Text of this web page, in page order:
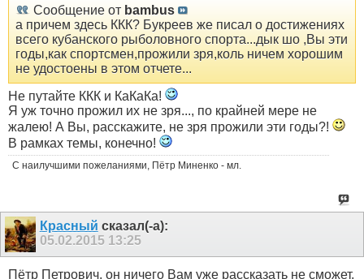
Сообщение от bambus
а причем здесь ККК? Букреев же писал о достижениях
всего кубанского рыболовного спорта...дык шо ,Вы эти
годы,как спортсмен,прожили зря,коль ничем хорошим
не удостоены в этом отчете...
Не путайте ККК и КаКаКа!
Я уж точно прожил их не зря..., по крайней мере не
жалею! А Вы, расскажите, не зря прожили эти годы?!
В рамках темы, конечно!
С наилучшими пожеланиями, Пётр Миненко - мл.
Красный сказал(-а):
05.02.2015 13:25
Пётр Петрович, он ничего Вам уже рассказать не сможет,